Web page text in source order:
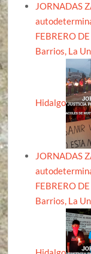
JORNADAS
FEBRERO
Barrios, La
Hidalgo
JORNADAS
FEBRERO
Barrios, La